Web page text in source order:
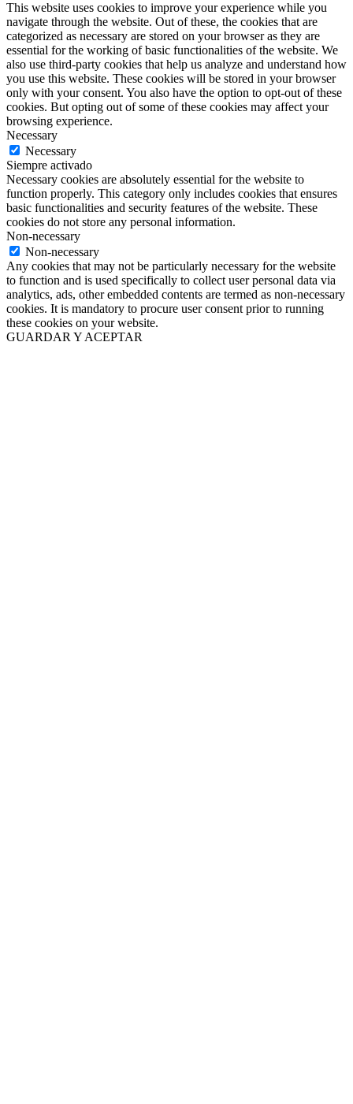
This website uses cookies to improve your experience while you
navigate through the website. Out of these, the cookies that are
categorized as necessary are stored on your browser as they are
essential for the working of basic functionalities of the website. We
also use third-party cookies that help us analyze and understand how
you use this website. These cookies will be stored in your browser
only with your consent. You also have the option to opt-out of these
cookies. But opting out of some of these cookies may affect your
browsing experience.
Necessary
Necessary
Siempre activado
Necessary cookies are absolutely essential for the website to
function properly. This category only includes cookies that ensures
basic functionalities and security features of the website. These
cookies do not store any personal information.
Non-necessary
Non-necessary
Any cookies that may not be particularly necessary for the website
to function and is used specifically to collect user personal data via
analytics, ads, other embedded contents are termed as non-necessary
cookies. It is mandatory to procure user consent prior to running
these cookies on your website.
GUARDAR Y ACEPTAR